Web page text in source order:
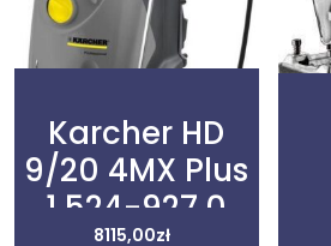
Karcher HD
9/20 4MX Plus
1.524-927.0
8115,00zł